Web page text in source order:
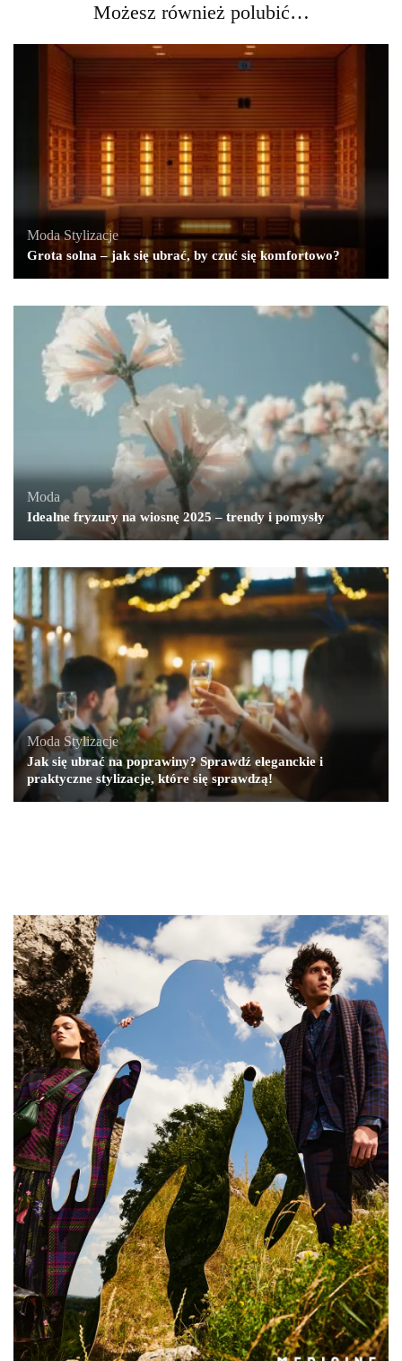
Możesz również polubić…
Moda,Stylizacje
Grota solna – jak się ubrać, by czuć się komfortowo?
Moda
Idealne fryzury na wiosnę 2025 – trendy i pomysły
Moda Stylizacje
Jak się ubrać na poprawiny? Sprawdź eleganckie i
praktyczne stylizacje, które się sprawdzą!